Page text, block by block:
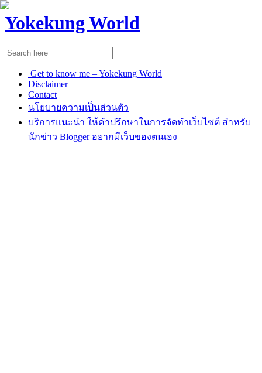
Yokekung World
Get to know me – Yokekung World
Disclaimer
Contact
นโยบายความเป็นส่วนตัว
บริการแนะนำ ให้คำปรึกษาในการจัดทำเว็บไซต์ สำหรับ
นักข่าว Blogger อยากมีเว็บของตนเอง